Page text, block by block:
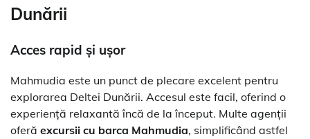
Dunării
Acces rapid și ușor
Mahmudia este un punct de plecare excelent pentru
explorarea Deltei Dunării. Accesul este facil, oferind o
experiență relaxantă încă de la început. Multe agenții
oferă excursii cu barca Mahmudia, simplificând astfel